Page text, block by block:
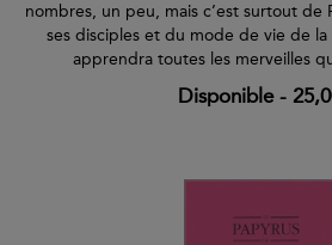
nombres, un peu, mais c’est surtout de
ses disciples et du mode de vie de la
apprendra toutes les merveilles
Disponible-